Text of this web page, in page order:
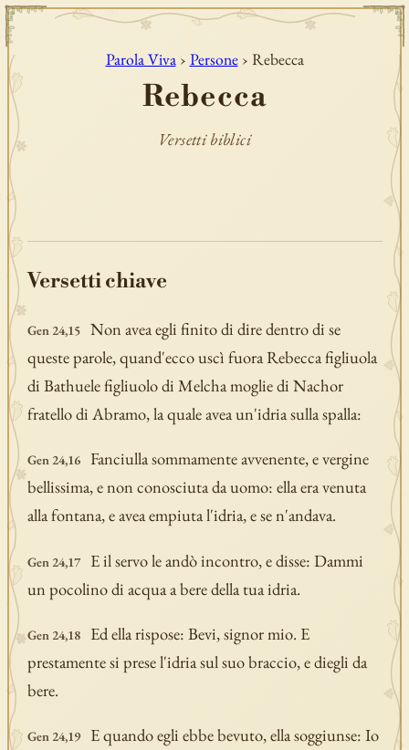
Parola Viva › Persone› Rebecca
Rebecca
Versetti biblici
Versetti chiave
Gen 24,15
Non avea egli finito di dire dentro di se
queste parole, quand'ecco uscì fuora Rebecca figliuola
di Bathuele figliuolo di Melcha moglie di Nachor
fratello di Abramo, la quale avea un'idria sulla spalla:
Gen 24,16
Fanciulla sommamente avvenente, e vergine
bellissima, e non conosciuta da uomo: ella era venuta
alla fontana, e avea empiuta l'idria, e se n'andava.
Gen 24,17
E il servo le andò incontro, e disse: Dammi
un pocolino di acqua a bere della tua idria.
Gen 24,18
Ed ella rispose: Bevi, signor mio. E
prestamente si prese l'idria sul suo braccio, e diegli da
bere.
Gen 24,19
E quando egli ebbe bevuto, ella soggiunse: Io